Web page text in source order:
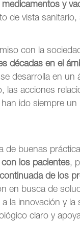
y
de vista
con la
décadas en el
desarrolla en un
las acciones
ido siempre
de buenas
los pacientes,
de los
en busca de
la innovación y
claro y